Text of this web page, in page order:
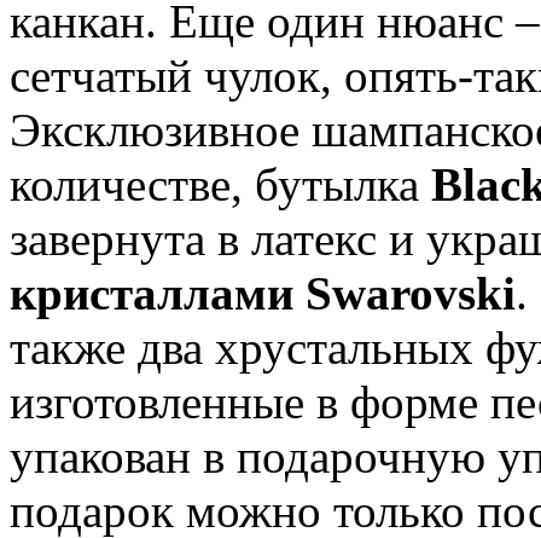
канкан. Еще один нюанс
сетчатый чулок, опять-
Эксклюзивное
количестве, бутылка
завернута в латекс и
кристаллами Swarovski.
также два хрустальных
изготовленные в форме
упакован в подарочную
подарок можно только